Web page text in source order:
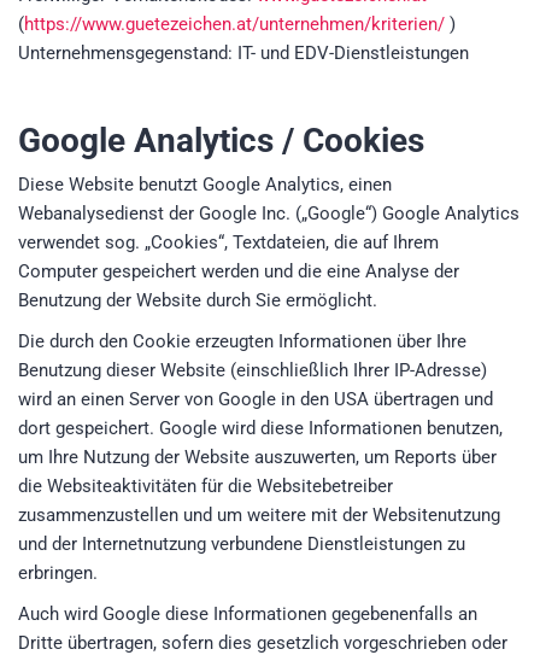
(https://www.guetezeichen.at/unternehmen/kriterien/ )
Unternehmensgegenstand: IT- und EDV-Dienstleistungen
Google Analytics / Cookies
Diese Website benutzt Google Analytics, einen
Webanalysedienst der Google Inc. („Google“) Google Analytics
verwendet sog. „Cookies“, Textdateien, die auf Ihrem
Computer gespeichert werden und die eine Analyse der
Benutzung der Website durch Sie ermöglicht.
Die durch den Cookie erzeugten Informationen über Ihre
Benutzung dieser Website (einschließlich Ihrer IP-Adresse)
wird an einen Server von Google in den USA übertragen und
dort gespeichert. Google wird diese Informationen benutzen,
um Ihre Nutzung der Website auszuwerten, um Reports über
die Websiteaktivitäten für die Websitebetreiber
zusammenzustellen und um weitere mit der Websitenutzung
und der Internetnutzung verbundene Dienstleistungen zu
erbringen.
Auch wird Google diese Informationen gegebenenfalls an
Dritte übertragen, sofern dies gesetzlich vorgeschrieben oder